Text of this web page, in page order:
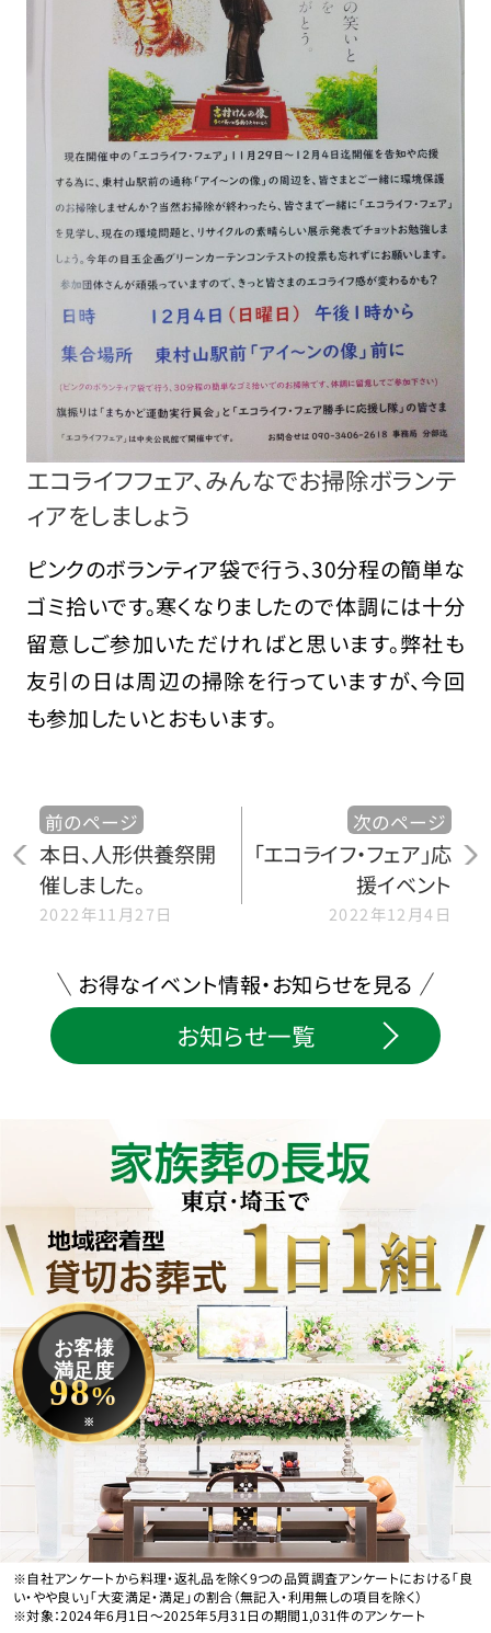
エコライフフェア、みんなでお掃除ボランテ
ィアをしましょう
ピンクのボランティア袋で行う、30分程の簡単な
ゴミ拾いです。寒くなりましたので体調には十分
留意しご参加いただければと思います。弊社も
友引の日は周辺の掃除を行っていますが、今回
も参加したいとおもいます。
前のページ
本日、人形供養祭開
催しました。
2022年11月27日
次のページ
「エコライフ・フェア」応
援イベント
2022年12月4日
お得なイベント情報・お知らせを見る
お知らせ一覧
お客様
満足度
98%
※
※自社アンケートから料理・返礼品を除く9つの品質調査アンケートにおける「良
い・やや良い」「大変満足・満足」の割合（無記入・利用無しの項目を除く）
※対象：2024年6月1日〜2025年5月31日の期間1,031件のアンケート